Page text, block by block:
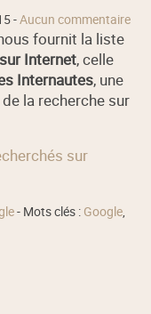
-Aucun commentaire
fournit la liste
Internet, celle
Internautes, une
la recherche sur
sur
- Mots clés : Google,